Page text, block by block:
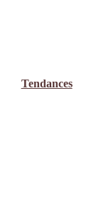
Tendances